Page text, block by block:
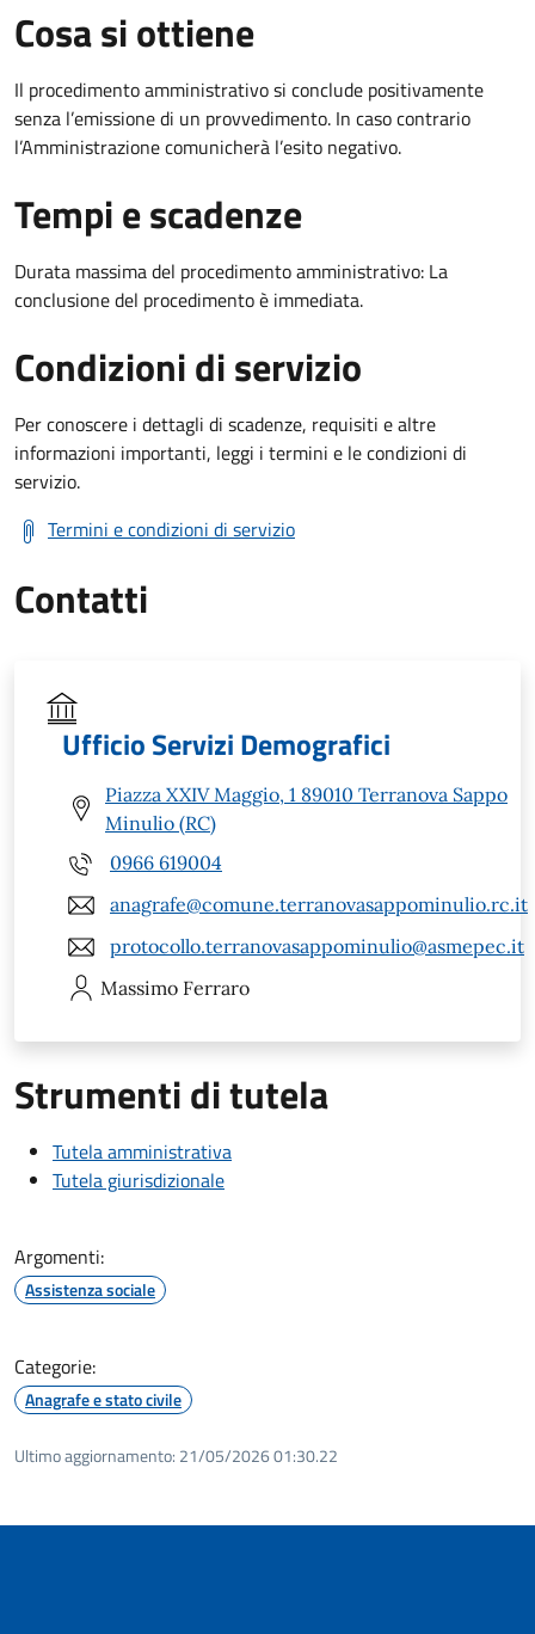
Cosa si ottiene
Il procedimento amministrativo si conclude positivamente
senza l’emissione di un provvedimento. In caso contrario
l’Amministrazione comunicherà l’esito negativo.
Tempi e scadenze
Durata massima del procedimento amministrativo: La
conclusione del procedimento è immediata.
Condizioni di servizio
Per conoscere i dettagli di scadenze, requisiti e altre
informazioni importanti, leggi i termini e le condizioni di
servizio.
Termini e condizioni di servizio
Contatti
Ufficio Servizi Demografici
Piazza XXIV Maggio, 1 89010 Terranova Sappo
Minulio (RC)
0966 619004
anagrafe@comune.terranovasappominulio.rc.it
protocollo.terranovasappominulio@asmepec.it
Massimo Ferraro
Strumenti di tutela
Tutela amministrativa
Tutela giurisdizionale
Argomenti:
Assistenza sociale
Categorie:
Anagrafe e stato civile
Ultimo aggiornamento: 21/05/2026 01:30.22